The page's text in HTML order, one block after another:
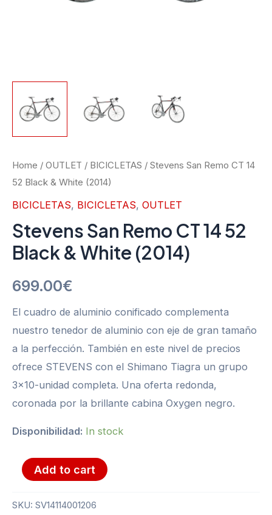
Home / OUTLET / BICICLETAS / Stevens San Remo CT 14
52 Black & White (2014)
BICICLETAS, BICICLETAS, OUTLET
Stevens San Remo CT 14 52
Black & White (2014)
699.00€
El cuadro de aluminio conificado complementa
nuestro tenedor de aluminio con eje de gran tamaño
a la perfección. También en este nivel de precios
ofrece STEVENS con el Shimano Tiagra un grupo
3×10-unidad completa. Una oferta redonda,
coronada por la brillante cabina Oxygen negro.
Disponibilidad: In stock
Stevens
San
Remo
14
52
&
White
(2014)
quantity
Add to cart
SKU: SV14114001206